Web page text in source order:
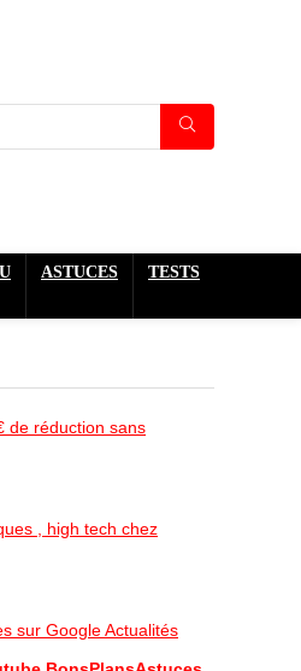
ASTUCES TESTS
de réduction sans
, high tech chez
sur Google Actualités